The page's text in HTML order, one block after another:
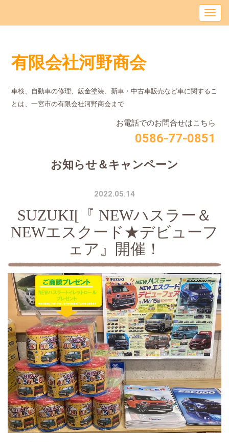
有限会社河野商会
車検、自動車の修理、鈑金塗装、新車・中古車販売など車に関するこ
とは、⼀宮市の有限会社河野商会まで
お電話でのお問合せはこちら
0586-77-0851
お知らせ＆キャンペーン
2022.05.14
SUZUKI[『 NEWハスラー＆
NEWエスクード★デビューフ
ェア』開催！